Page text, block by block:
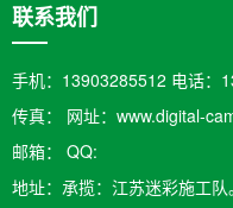
联系我们
手机：13903285512 电话：
传真： 网址：www.digital-
邮箱：​ QQ:
地址：承揽：江苏迷彩施工